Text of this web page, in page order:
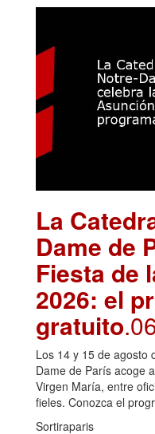
La
Dame de
Fiesta de
2026: el
gratuito
Los 14 y 15 de agosto
Dame de París acoge
Virgen María, entre
fieles. Conozca el
Sortiraparis